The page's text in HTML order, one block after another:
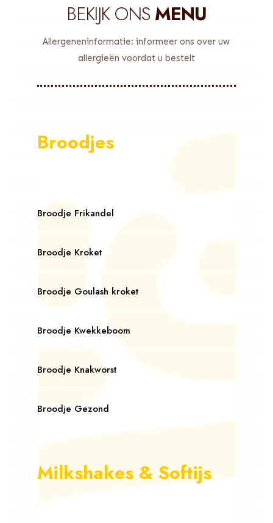
BEKIJK ONSMENU
Allergeneninformatie: informeer ons over uw
allergieën voordat u bestelt
Broodjes
Broodje Frikandel
Broodje Kroket
Broodje Goulash kroket
Broodje Kwekkeboom
Broodje Knakworst
Broodje Gezond
Milkshakes & Softijs